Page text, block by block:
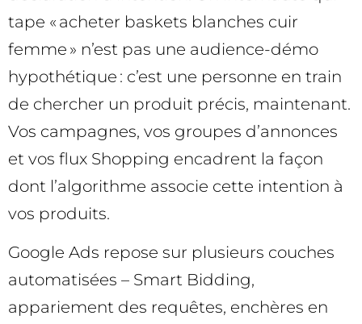
tape « acheter baskets blanches cuir
femme » n’est pas une audience-démo
hypothétique : c’est une personne en train
de chercher un produit précis, maintenant.
Vos campagnes, vos groupes d’annonces
et vos flux Shopping encadrent la façon
dont l’algorithme associe cette intention à
vos produits.
Google Ads repose sur plusieurs couches
automatisées – Smart Bidding,
appariement des requêtes, enchères en